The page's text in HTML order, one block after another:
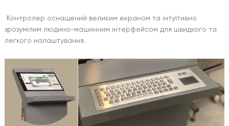
Контролер оснащений великим екраном та інтуїтивно
зрозумілим людино-машинним інтерфейсом для швидкого та
легкого налаштування.